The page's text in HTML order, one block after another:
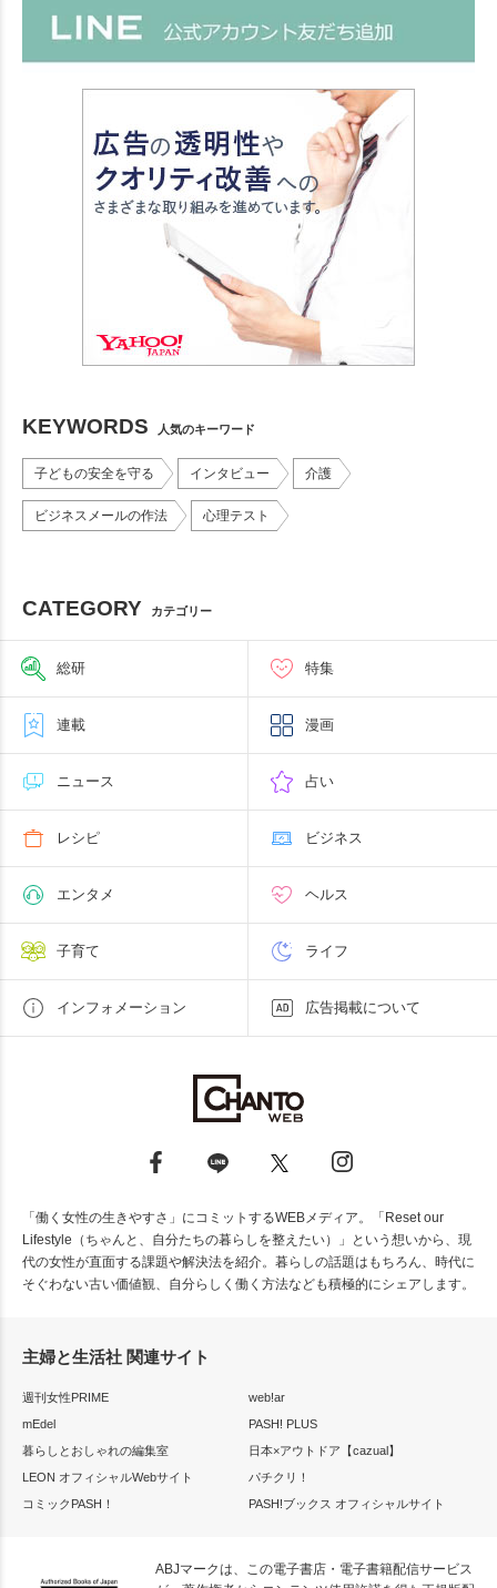
KEYWORDS 人気のキーワード
子どもの安全を守る インタビュー 介護
ビジネスメールの作法 心理テスト
CATEGORY カテゴリー
総研 特集
連載 漫画
ニュース 占い
レシピ ビジネス
エンタメ ヘルス
子育て ライフ
インフォメーション 広告掲載について
「働く女性の生きやすさ」にコミットするWEBメディア。「Reset our
Lifestyle（ちゃんと、自分たちの暮らしを整えたい）」という想いから、現
代の女性が直面する課題や解決法を紹介。暮らしの話題はもちろん、時代に
そぐわない古い価値観、自分らしく働く方法なども積極的にシェアします。
主婦と生活社 関連サイト
週刊女性PRIME
web!ar
mEdel
PASH! PLUS
暮らしとおしゃれの編集室
日本×アウトドア【cazual】
LEON オフィシャルWebサイト
パチクリ！
コミックPASH！
PASH!ブックス オフィシャルサイト
ABJマークは、この電子書店・電子書籍配信サービス